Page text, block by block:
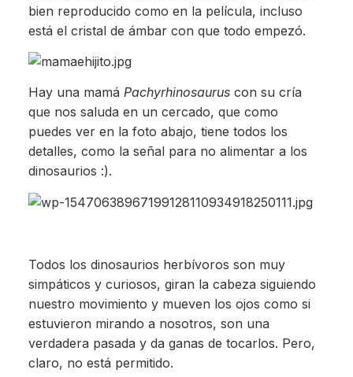
bien reproducido como en la película, incluso
está el cristal de ámbar con que todo empezó.
Hay una mamá Pachyrhinosauruscon su cría
que nos saluda en un cercado, que como
puedes ver en la foto abajo, tiene todos los
detalles, como la señal para no alimentar a los
dinosaurios :).
Todos los dinosaurios herbívoros son muy
simpáticos y curiosos, giran la cabeza siguiendo
nuestro movimiento y mueven los ojos como si
estuvieron mirando a nosotros, son una
verdadera pasada y da ganas de tocarlos. Pero,
claro, no está permitido.